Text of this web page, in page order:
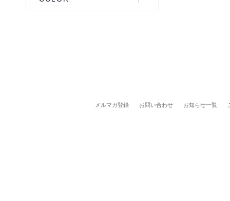
メルマガ登録 お問い合わせ お知らせ一覧